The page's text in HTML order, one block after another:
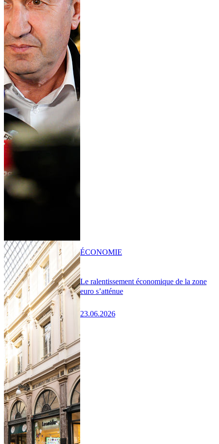
Le ralentissement économique de la zone
euro s’atténue
23.06.2026
ÉCONOMIE